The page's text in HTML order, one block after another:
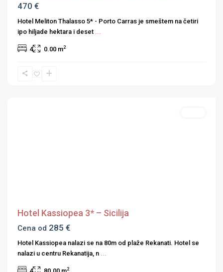
470 €
Hotel Meliton Thalasso 5* - Porto Carras je smeštem na četiri
ipo hiljade hektara i deset ...
4 0.00 m2
Hotel Kassiopea 3* – Sicilija
Cena od 285 €
Hotel Kassiopea nalazi se na 80m od plaže Rekanati. Hotel se
nalazi u centru Rekanatija, n ...
2